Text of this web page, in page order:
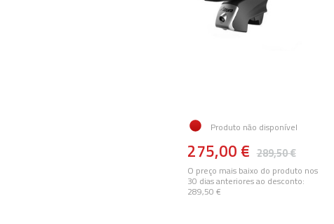
Produto não disponível
289,50 €
275,00 €
O preço mais baixo do produto nos
30 dias anteriores ao desconto:
289,50 €